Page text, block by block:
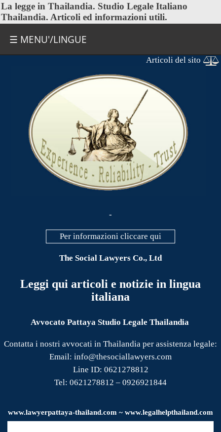
La legge in Thailandia. Studio Legale Italiano
Thailandia. Articoli ed informazioni utili.
☰ MENU'/LINGUE
Articoli del sito
-
Per informazioni cliccare qui
The Social Lawyers Co., Ltd
Leggi qui articoli e notizie in lingua
italiana
Avvocato Pattaya Studio Legale Thailandia
Contatta i nostri avvocati in Thailandia per assistenza legale:
Email: info@thesociallawyers.com
Line ID: 0621278812
Tel: 0621278812 – 0926921844
www.lawyerpattaya-thailand.com ~ www.legalhelpthailand.com